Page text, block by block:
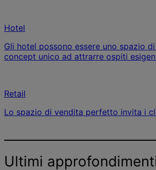
Hotel
Gli hotel possono essere uno spazio
concept unico ad attrarre ospiti
Retail
Lo spazio di vendita perfetto invita i
Ultimi